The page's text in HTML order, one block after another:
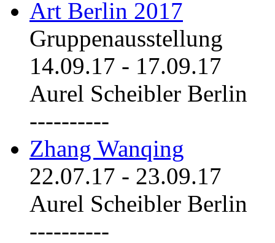
Art Berlin 2017
Gruppenausstellung
14.09.17 - 17.09.17
Aurel Scheibler Berlin
----------
Zhang Wanqing
22.07.17 - 23.09.17
Aurel Scheibler Berlin
----------